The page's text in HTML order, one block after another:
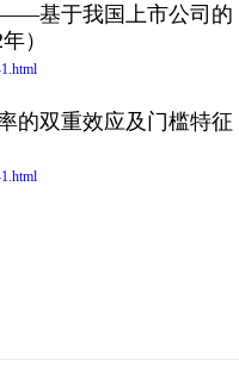
基于我国上市公司的
）
的双重效应及门槛特征